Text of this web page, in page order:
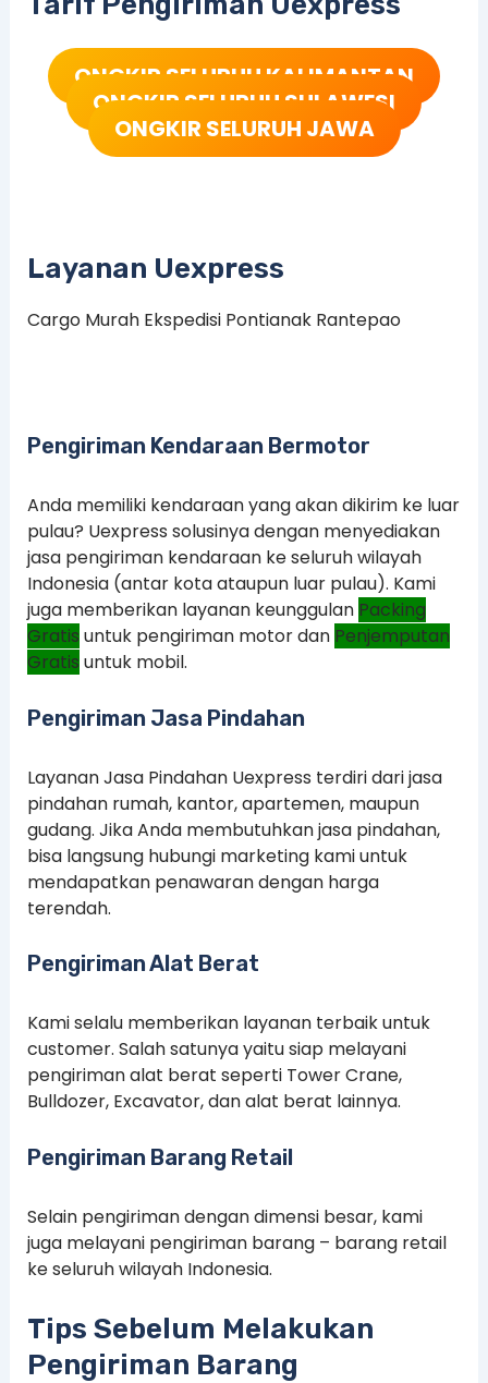
ONGKIR SELURUH KALIMANTAN
ONGKIR SELURUH SULAWESI
ONGKIR SELURUH JAWA
Layanan Uexpress
Cargo Murah Ekspedisi Pontianak Rantepao
Pengiriman Kendaraan Bermotor
Anda memiliki kendaraan yang akan dikirim ke luar
pulau? Uexpress solusinya dengan menyediakan
jasa pengiriman kendaraan ke seluruh wilayah
Indonesia (antar kota ataupun luar pulau). Kami
juga memberikan layanan keunggulan Packing
Gratis untuk pengiriman motor dan Penjemputan
Gratis untuk mobil.
Pengiriman Jasa Pindahan
Layanan Jasa Pindahan Uexpress terdiri dari jasa
pindahan rumah, kantor, apartemen, maupun
gudang. Jika Anda membutuhkan jasa pindahan,
bisa langsung hubungi marketing kami untuk
mendapatkan penawaran dengan harga
terendah.
Pengiriman Alat Berat
Kami selalu memberikan layanan terbaik untuk
customer. Salah satunya yaitu siap melayani
pengiriman alat berat seperti Tower Crane,
Bulldozer, Excavator, dan alat berat lainnya.
Pengiriman Barang Retail
Selain pengiriman dengan dimensi besar, kami
juga melayani pengiriman barang – barang retail
ke seluruh wilayah Indonesia.
Tips Sebelum Melakukan
Pengiriman Barang